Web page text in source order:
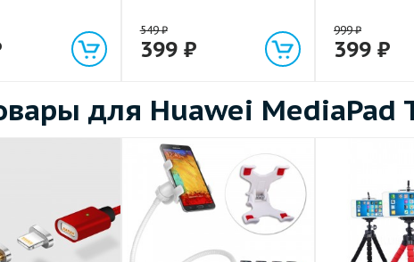
549₽
399 ₽
999₽
399 ₽
для Huawei MediaPad